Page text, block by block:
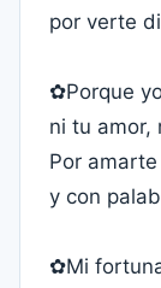
por verte
✿Porque
ni tu amor,
Por
y con
✿Mi